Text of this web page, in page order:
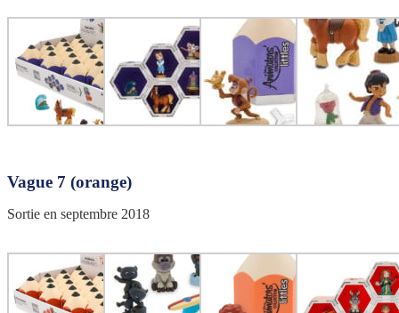
Vague 7 (orange)
Sortie en septembre 2018